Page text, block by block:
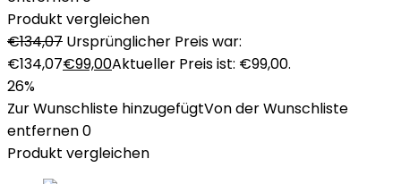
Produkt vergleichen
€134,07 Ursprünglicher Preis war:
€134,07€99,00Aktueller Preis ist: €99,00.
26%
Zur Wunschliste hinzugefügtVon der Wunschliste
entfernen0
Produkt vergleichen